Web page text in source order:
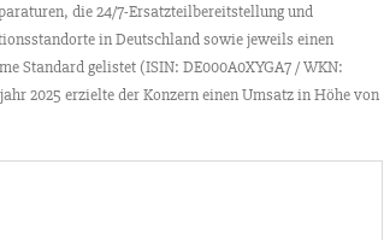
die 24/7-Ersatzteilbereitstellung und
in Deutschland sowie jeweils einen
Standard gelistet (ISIN: DE000A0XYGA7 / WKN:
2025 erzielte der Konzern einen Umsatz in Höhe von